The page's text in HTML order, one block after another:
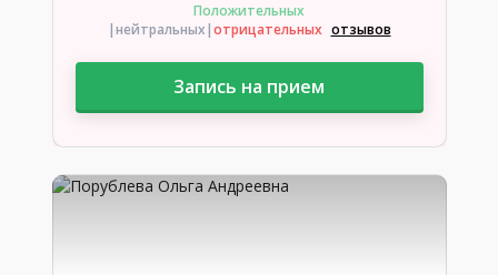
Положительных
|нейтральных|отрицательных отзывов
Запись на прием